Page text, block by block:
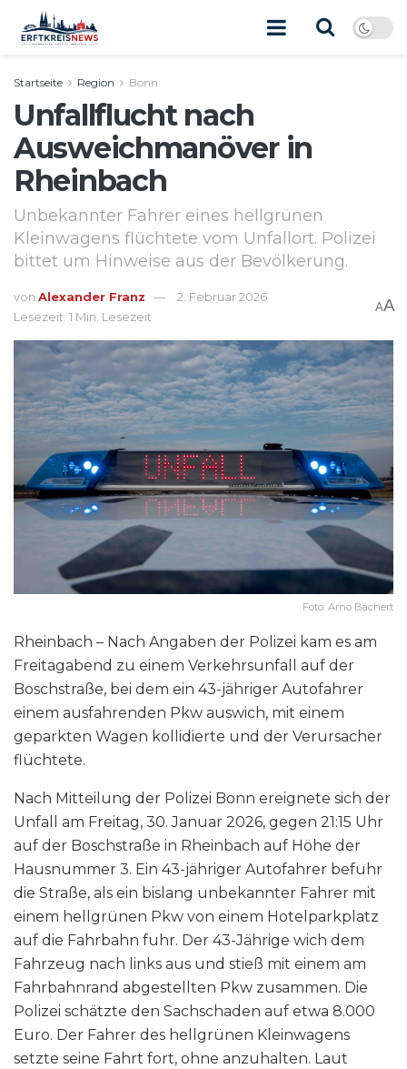
Startseite Region Bonn
Unfallflucht nach
Ausweichmanöver in
Rheinbach
Unbekannter Fahrer eines hellgrünen
Kleinwagens flüchtete vom Unfallort. Polizei
bittet um Hinweise aus der Bevölkerung.
von Alexander Franz
2. Februar 2026
Lesezeit: 1 Min. Lesezeit
AA
Foto: Arno Bachert
Rheinbach – Nach Angaben der Polizei kam es am
Freitagabend zu einem Verkehrsunfall auf der
Boschstraße, bei dem ein 43-jähriger Autofahrer
einem ausfahrenden Pkw auswich, mit einem
geparkten Wagen kollidierte und der Verursacher
flüchtete.
Nach Mitteilung der Polizei Bonn ereignete sich der
Unfall am Freitag, 30. Januar 2026, gegen 21:15 Uhr
auf der Boschstraße in Rheinbach auf Höhe der
Hausnummer 3. Ein 43-jähriger Autofahrer befuhr
die Straße, als ein bislang unbekannter Fahrer mit
einem hellgrünen Pkw von einem Hotelparkplatz
auf die Fahrbahn fuhr. Der 43-Jährige wich dem
Fahrzeug nach links aus und stieß mit einem am
Fahrbahnrand abgestellten Pkw zusammen. Die
Polizei schätzte den Sachschaden auf etwa 8.000
Euro. Der Fahrer des hellgrünen Kleinwagens
setzte seine Fahrt fort, ohne anzuhalten. Laut